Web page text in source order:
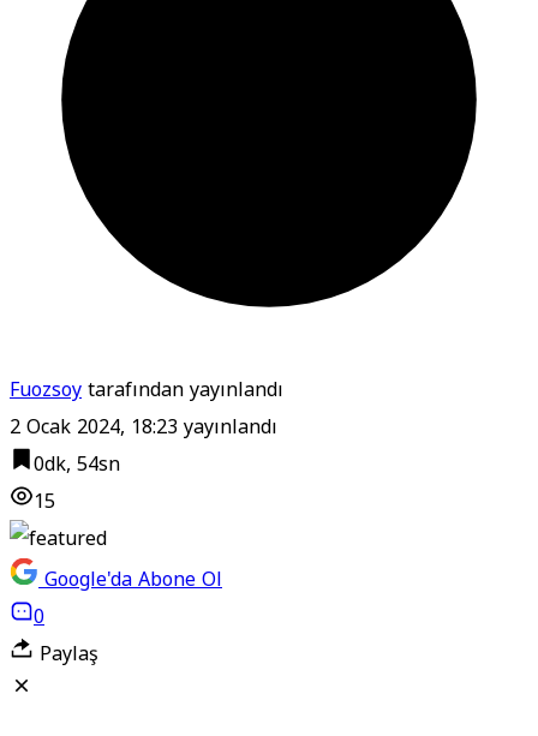
Fuozsoytarafından yayınlandı
2 Ocak 2024, 18:23yayınlandı
0dk, 54sn
15
Google'da Abone Ol
0
Paylaş